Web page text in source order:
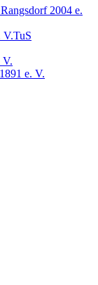
2004 e.
TuS
V.
e. V.